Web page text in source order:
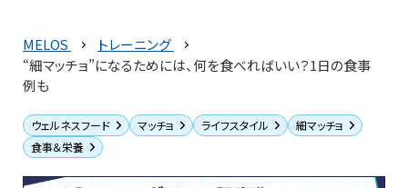
MELOS
トレーニング
“細マッチョ”になるためには、何を食べればいい？1日の食事
例も
ウェルネスフード マッチョ ライフスタイル
細マッチョ
食事＆栄養